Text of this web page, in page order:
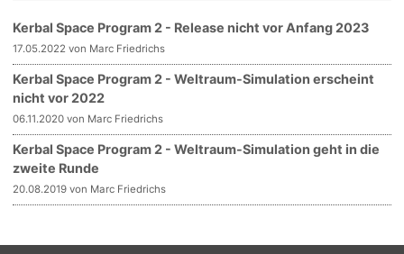
Kerbal Space Program 2 - Release nicht vor Anfang 2023
17.05.2022 von Marc Friedrichs
Kerbal Space Program 2 - Weltraum-Simulation erscheint
nicht vor 2022
06.11.2020 von Marc Friedrichs
Kerbal Space Program 2 - Weltraum-Simulation geht in die
zweite Runde
20.08.2019 von Marc Friedrichs